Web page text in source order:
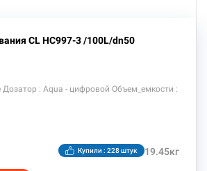
CL HC997-3 /100L/dn50
: Aqua - цифровой Объем_емкости :
19.45кг
Купили : 228 штук